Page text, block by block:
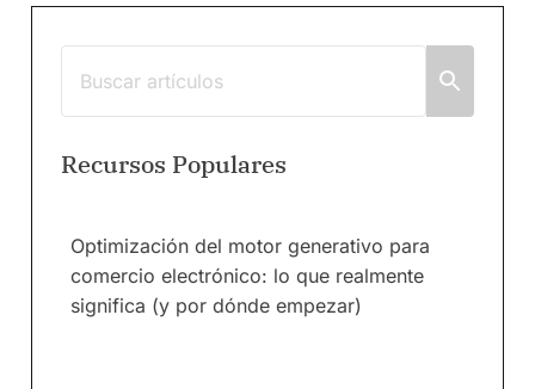
Recursos Populares
Optimización del motor generativo para
comercio electrónico: lo que realmente
significa (y por dónde empezar)